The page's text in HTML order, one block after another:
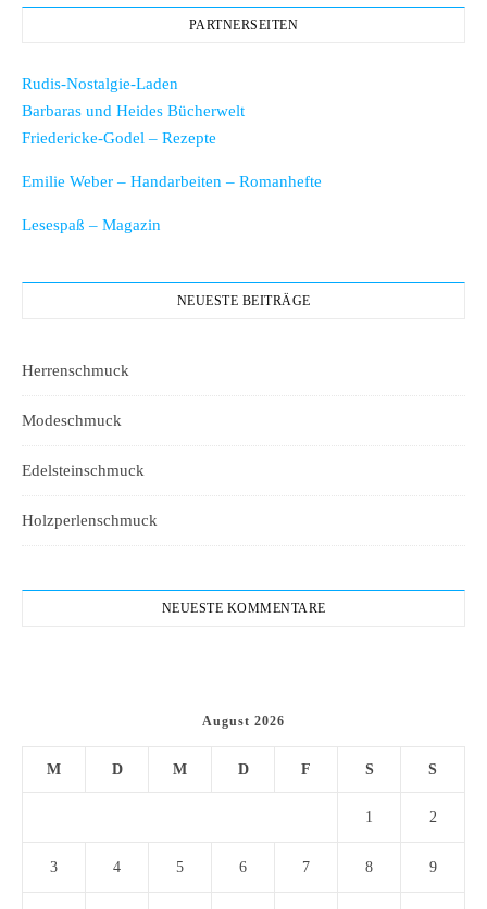
PARTNERSEITEN
Rudis-Nostalgie-Laden
Barbaras und Heides Bücherwelt
Friedericke-Godel – Rezepte
Emilie Weber – Handarbeiten – Romanhefte
Lesespaß – Magazin
NEUESTE BEITRÄGE
Herrenschmuck
Modeschmuck
Edelsteinschmuck
Holzperlenschmuck
NEUESTE KOMMENTARE
August 2026
M D M D F S S
1 2
3 4 5 6 7 8 9